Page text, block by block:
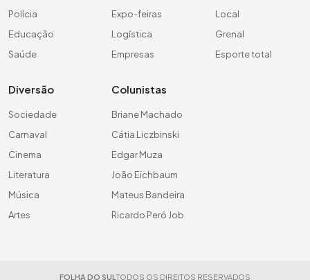
Polícia
Educação
Saúde
Expo-feiras
Logística
Empresas
Local
Grenal
Esporte total
Diversão
Sociedade
Carnaval
Cinema
Literatura
Música
Artes
Colunistas
Briane Machado
Cátia Liczbinski
Edgar Muza
João Eichbaum
Mateus Bandeira
Ricardo Peró Job
FOLHA DO SUL TODOS OS DIREITOS RESERVADOS